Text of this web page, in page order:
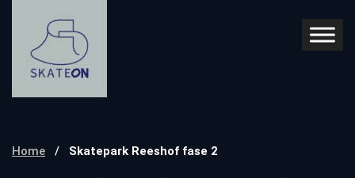
Home / Skatepark Reeshof fase 2